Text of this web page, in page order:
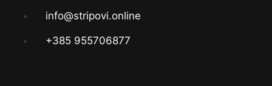
info@stripovi.online
+385 955706877